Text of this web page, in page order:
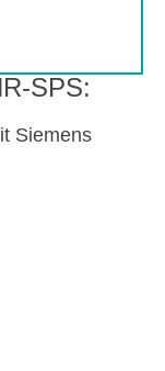
SPS:
Siemens